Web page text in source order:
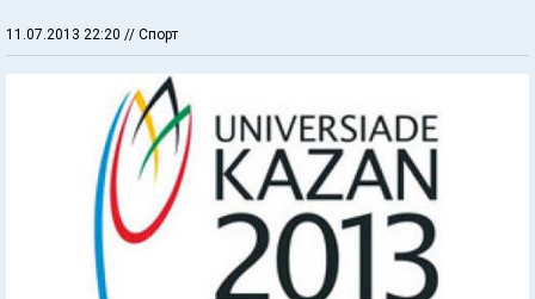
11.07.2013 22:20 // Спорт